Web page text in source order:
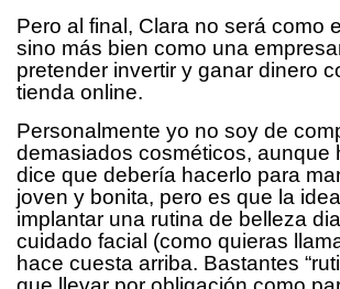
Pero al final, Clara no será como
sino más bien como una
pretender invertir y ganar dinero
tienda online.
Personalmente yo no soy de
demasiados cosméticos, aunque
dice que debería hacerlo para
joven y bonita, pero es que la
implantar una rutina de belleza
cuidado facial (como quieras
hace cuesta arriba. Bastantes